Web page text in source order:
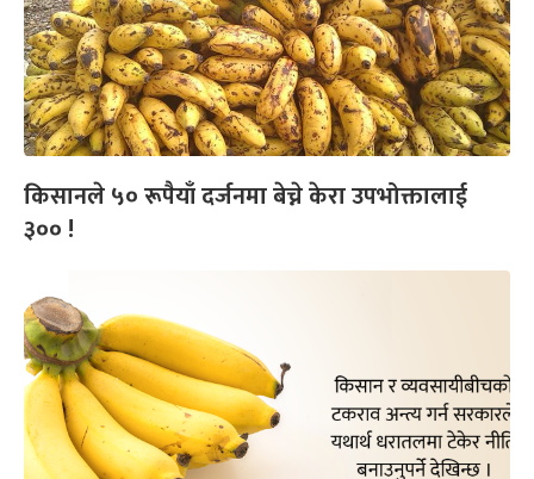
किसानले ५० रूपैयाँ दर्जनमा बेच्ने केरा उपभोक्तालाई
३०० !